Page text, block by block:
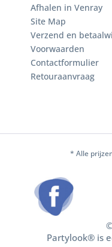
Afhalen in Venray
Site Map
Verzend en
Voorwaarden
Contactformulier
Retouraanvraag
* Alle
Partylook® is